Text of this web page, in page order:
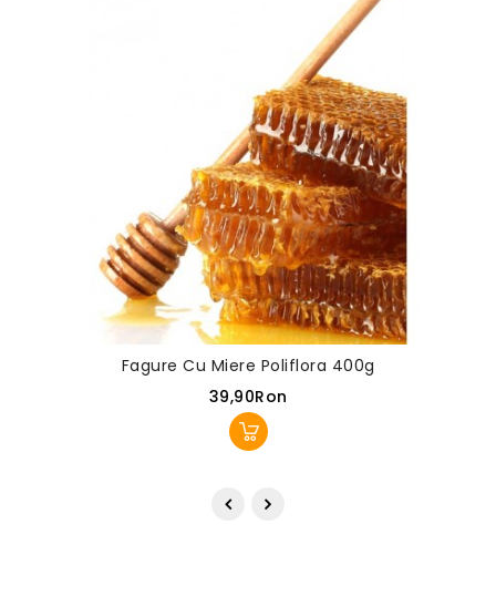
Fagure Cu Miere Poliflora 400g
39,90Ron